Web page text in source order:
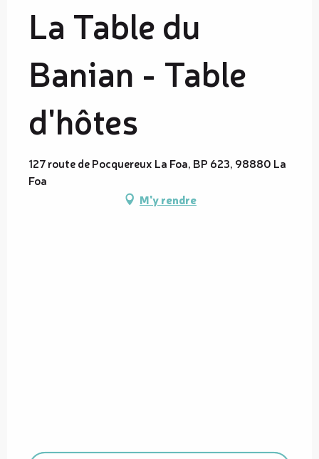
La Table du
Banian - Table
d'hôtes
127 route de Pocquereux La Foa, BP 623, 98880 La
Foa
M'y rendre